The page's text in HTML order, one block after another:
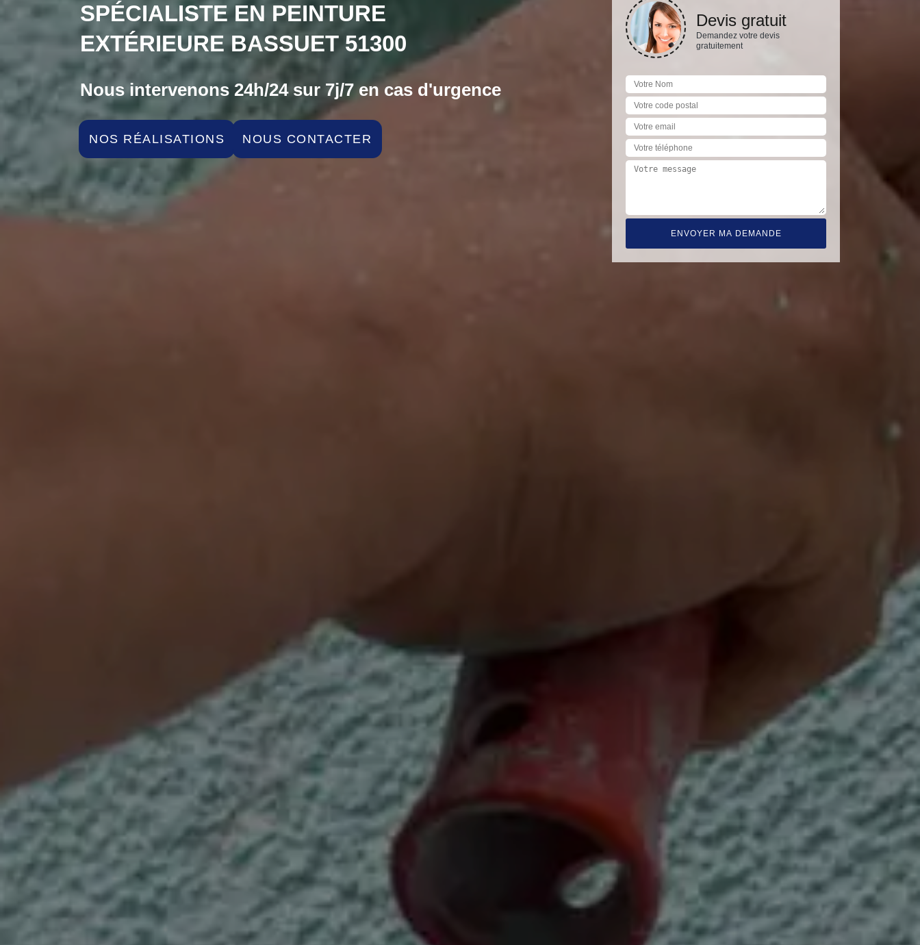
SPÉCIALISTE EN PEINTURE
EXTÉRIEURE BASSUET 51300
Nous intervenons 24h/24 sur 7j/7 en cas d'urgence
NOS RÉALISATIONS NOUS CONTACTER
Devis gratuit
Demandez votre devis
gratuitement